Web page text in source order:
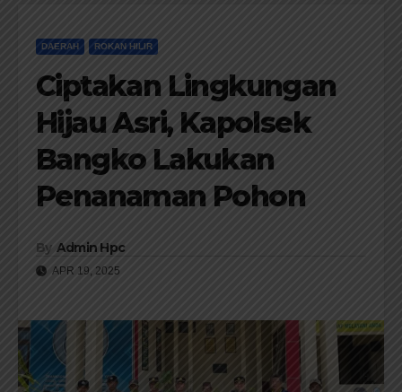
DAERAH ROKAN HILIR
Ciptakan Lingkungan
Hijau Asri, Kapolsek
Bangko Lakukan
Penanaman Pohon
By Admin Hpc
APR 19, 2025